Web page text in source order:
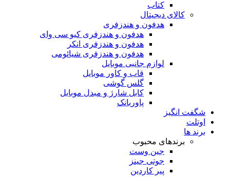
کتاب
کالای دیجیتال
هدفون و هندزفری
هدفون و هندزفری کیو سی وای
هدفون و هندزفری انکر
هدفون و هندزفری شیائومی
لوازم جانبی موبایل
قاب و کاور موبایل
گلس گوشی
کابل شارژ و مبدل موبایل
پاوربانک
شگفت انگیز
اوتلت
برند ها
برندهای محبوب
جین وست
جوتی جینز
پیر کاردین